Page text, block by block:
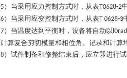
5）当采用应力控制方式时，从表T0628-2
6）当采用应变控制方式时，从表T 0628-3
7）当温度达到平衡时，设备将自动以
计算复合剪切模量和相位角。记录和计算
8）试件制备和修整结束后，应立即进行